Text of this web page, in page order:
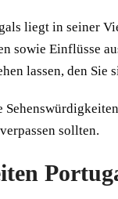
liegt in seiner
sowie Einflüsse
lassen, den Sie
sollten.